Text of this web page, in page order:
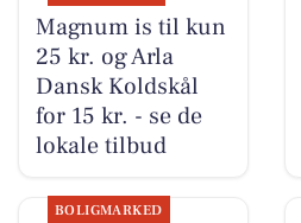
Magnum is til kun
25 kr. og Arla
Dansk Koldskål
for 15 kr. - se de
lokale tilbud
BOLIGMARKED